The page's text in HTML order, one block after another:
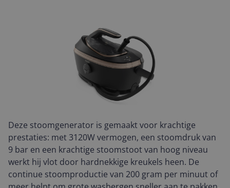
Deze stoomgenerator is gemaakt voor krachtige
prestaties: met 3120W vermogen, een stoomdruk van
9 bar en een krachtige stoomstoot van hoog niveau
werkt hij vlot door hardnekkige kreukels heen. De
continue stoomproductie van 200 gram per minuut of